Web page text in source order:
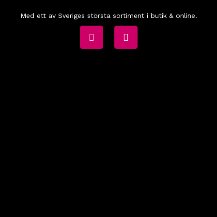
Med ett av Sveriges största sortiment i butik & online.